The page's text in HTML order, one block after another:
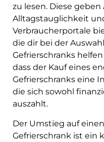
zu lesen. Diese
Alltagstauglichkeit
Verbraucherportale
die dir bei der
Gefrierschranks
dass der Kauf eines
Gefrierschranks eine
die sich sowohl
auszahlt.
Der Umstieg auf
Gefrierschrank ist ein